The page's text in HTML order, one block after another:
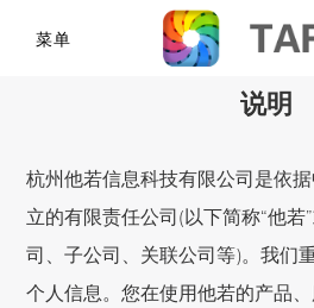
菜单
说明
杭州他若信息科技有限公司是依
立的有限责任公司(以下简称“他若
司、子公司、关联公司等)。我们
个人信息。您在使用他若的产品